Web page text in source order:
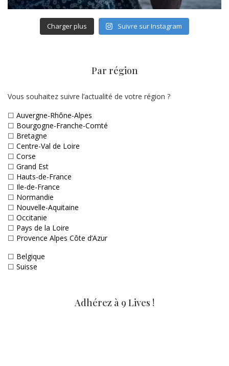
Charger plus Suivre sur Instagram
Par région
Vous souhaitez suivre l’actualité de votre région ?
☐ Auvergne-Rhône-Alpes
☐ Bourgogne-Franche-Comté
☐ Bretagne
☐ Centre-Val de Loire
☐ Corse
☐ Grand Est
☐ Hauts-de-France
☐ Ile-de-France
☐ Normandie
☐ Nouvelle-Aquitaine
☐ Occitanie
☐ Pays de la Loire
☐ Provence Alpes Côte d’Azur
☐ Belgique
☐ Suisse
Adhérez à 9 Lives !